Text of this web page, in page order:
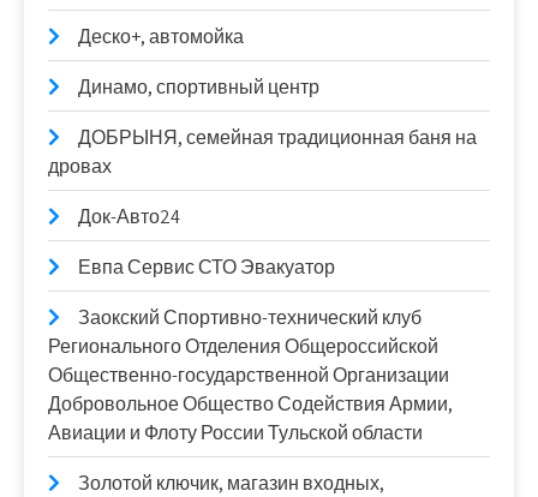
Деско+, автомойка
Динамо, спортивный центр
ДОБРЫНЯ, семейная традиционная баня на
дровах
Док-Авто24
Евпа Сервис СТО Эвакуатор
Заокский Спортивно-технический клуб
Регионального Отделения Общероссийской
Общественно-государственной Организации
Добровольное Общество Содействия Армии,
Авиации и Флоту России Тульской области
Золотой ключик, магазин входных,